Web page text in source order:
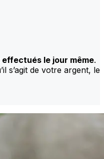
effectués le jour même.
s’agit de votre argent, le